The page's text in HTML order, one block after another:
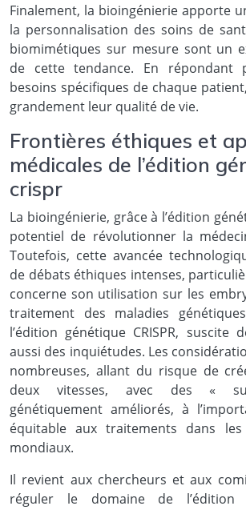
Finalement, la bioingénierie apporte
la personnalisation des soins de
biomimétiques sur mesure sont un
de cette tendance. En répondant
besoins spécifiques de chaque
grandement leur qualité de vie.
Frontières éthiques et
médicales de l’édition
crispr
La bioingénierie, grâce à l’édition
potentiel de révolutionner la
Toutefois, cette avancée
de débats éthiques intenses,
concerne son utilisation sur les
traitement des maladies
l’édition génétique CRISPR, suscite
aussi des inquiétudes. Les
nombreuses, allant du risque de
deux vitesses, avec des «
génétiquement améliorés, à
équitable aux traitements dans
mondiaux.
Il revient aux chercheurs et aux
réguler le domaine de l’édition